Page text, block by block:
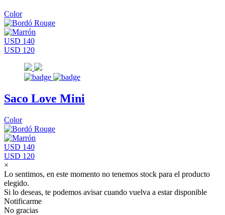
Color
USD 140
USD 120
Saco Love Mini
Color
USD 140
USD 120
×
Lo sentimos, en este momento no tenemos stock para el producto
elegido.
Si lo deseas, te podemos avisar cuando vuelva a estar disponible
Notificarme
No gracias